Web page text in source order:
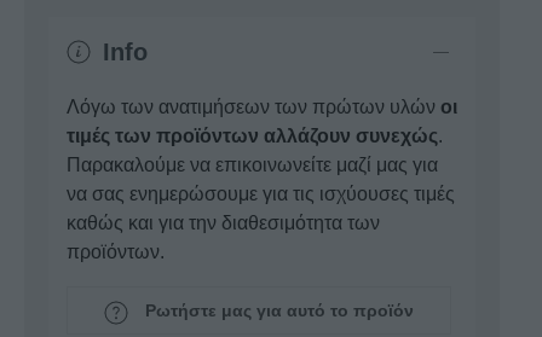
Info
Λόγω των ανατιμήσεων των πρώτων υλών οι
τιμές των προϊόντων αλλάζουν συνεχώς.
Παρακαλούμε να επικοινωνείτε μαζί μας για
να σας ενημερώσουμε για τις ισχύουσες τιμές
καθώς και για την διαθεσιμότητα των
προϊόντων.
Ρωτήστε μας για αυτό το προϊόν